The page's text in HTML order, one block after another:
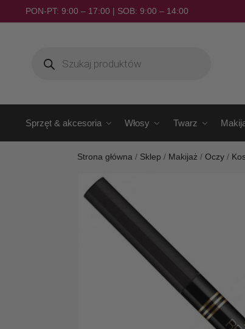
PON-PT: 9:00 – 17:00 | SOB: 9:00 – 14:00
Sprzęt & akcesoria Włosy Twarz
Strona główna / Sklep / Makijaż /Oczy /